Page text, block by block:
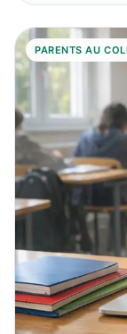
PARENTS AU